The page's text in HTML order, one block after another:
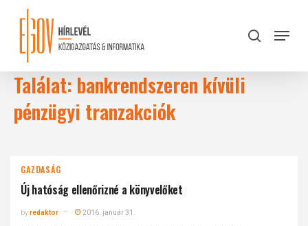
content
search
Menu
Találat: bankrendszeren kívüli
pénzügyi tranzakciók
GAZDASÁG
Új hatóság ellenőrizné a könyvelőket
byredaktor 2016. január 31.
Close